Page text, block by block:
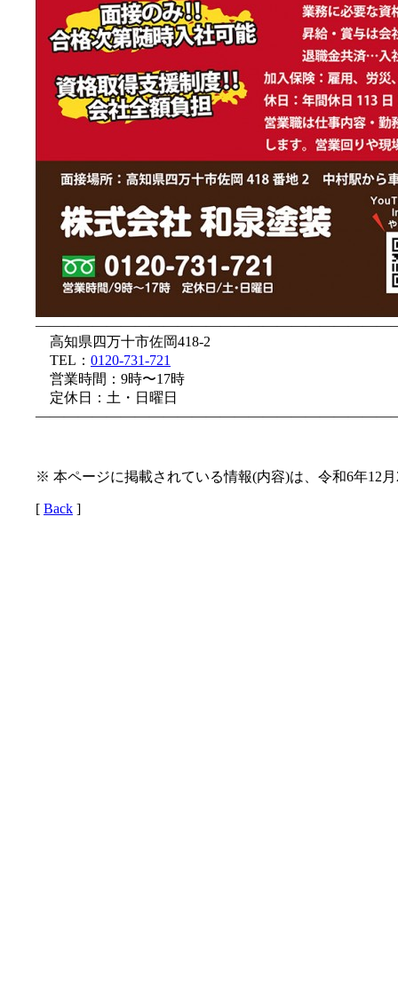
高知県四万十市佐岡418-2
TEL： 0120-731-721
営業時間：9時〜17時
定休日：土・日曜日
※ 本ページに掲載されている情報(内容)は、令和6年12
[ Back ]